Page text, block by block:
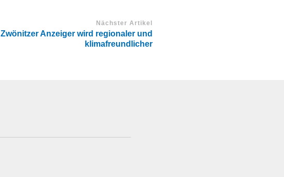
Nächster Artikel
Zwönitzer Anzeiger wird regionaler und
klimafreundlicher